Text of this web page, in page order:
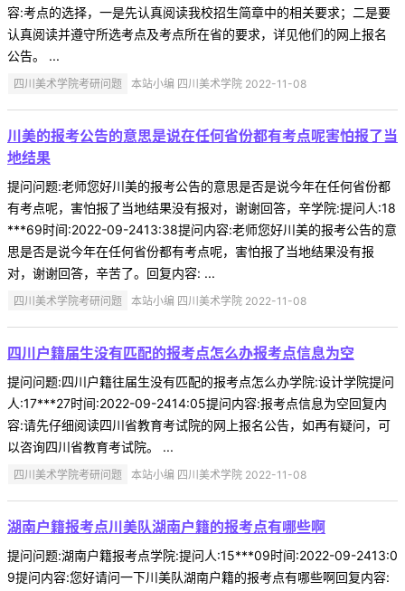
容:考点的选择，一是先认真阅读我校招生简章中的相关要求；二是要
认真阅读并遵守所选考点及考点所在省的要求，详见他们的网上报名
公告。 ...
四川美术学院考研问题 本站小编 四川美术学院 2022-11-08
川美的报考公告的意思是说在任何省份都有考点呢害怕报了当
地结果
提问问题:老师您好川美的报考公告的意思是否是说今年在任何省份都
有考点呢，害怕报了当地结果没有报对，谢谢回答，辛学院:提问人:18
***69时间:2022-09-2413:38提问内容:老师您好川美的报考公告的意
思是否是说今年在任何省份都有考点呢，害怕报了当地结果没有报
对，谢谢回答，辛苦了。回复内容: ...
四川美术学院考研问题 本站小编 四川美术学院 2022-11-08
四川户籍届生没有匹配的报考点怎么办报考点信息为空
提问问题:四川户籍往届生没有匹配的报考点怎么办学院:设计学院提问
人:17***27时间:2022-09-2414:05提问内容:报考点信息为空回复内
容:请先仔细阅读四川省教育考试院的网上报名公告，如再有疑问，可
以咨询四川省教育考试院。 ...
四川美术学院考研问题 本站小编 四川美术学院 2022-11-08
湖南户籍报考点川美队湖南户籍的报考点有哪些啊
提问问题:湖南户籍报考点学院:提问人:15***09时间:2022-09-2413:0
9提问内容:您好请问一下川美队湖南户籍的报考点有哪些啊回复内容: